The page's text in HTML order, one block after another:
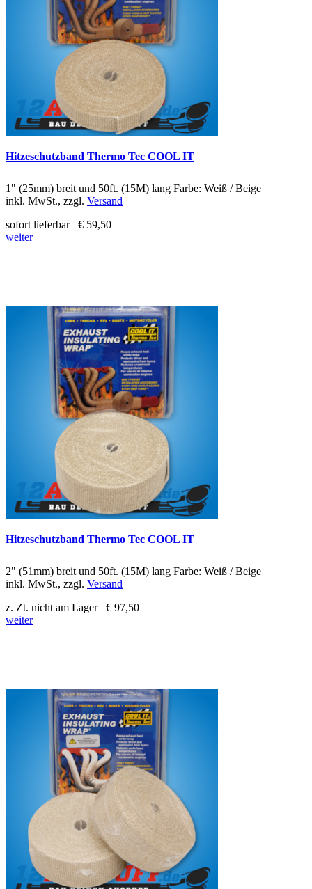
Hitzeschutzband Thermo Tec COOL IT
1" (25mm) breit und 50ft. (15M) lang Farbe: Weiß / Beige
inkl. MwSt., zzgl. Versand
sofort lieferbar
€ 59,50
weiter
Hitzeschutzband Thermo Tec COOL IT
2" (51mm) breit und 50ft. (15M) lang Farbe: Weiß / Beige
inkl. MwSt., zzgl. Versand
z. Zt. nicht am Lager
€ 97,50
weiter